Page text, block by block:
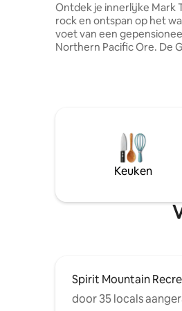
Ontdek je innerlijke Mark
rock en ontspan op het
voet van een
Northern Pacific Ore. De Griffin is een
functionerende
door schoepenraderen,
wordt gewerkt. Hier wordt
gelast. Hier worden
gehaald en weer in elkaar
Vrienden worden hier familie.
Griffin!
Keuken
Spirit Mountain
door 35 locals